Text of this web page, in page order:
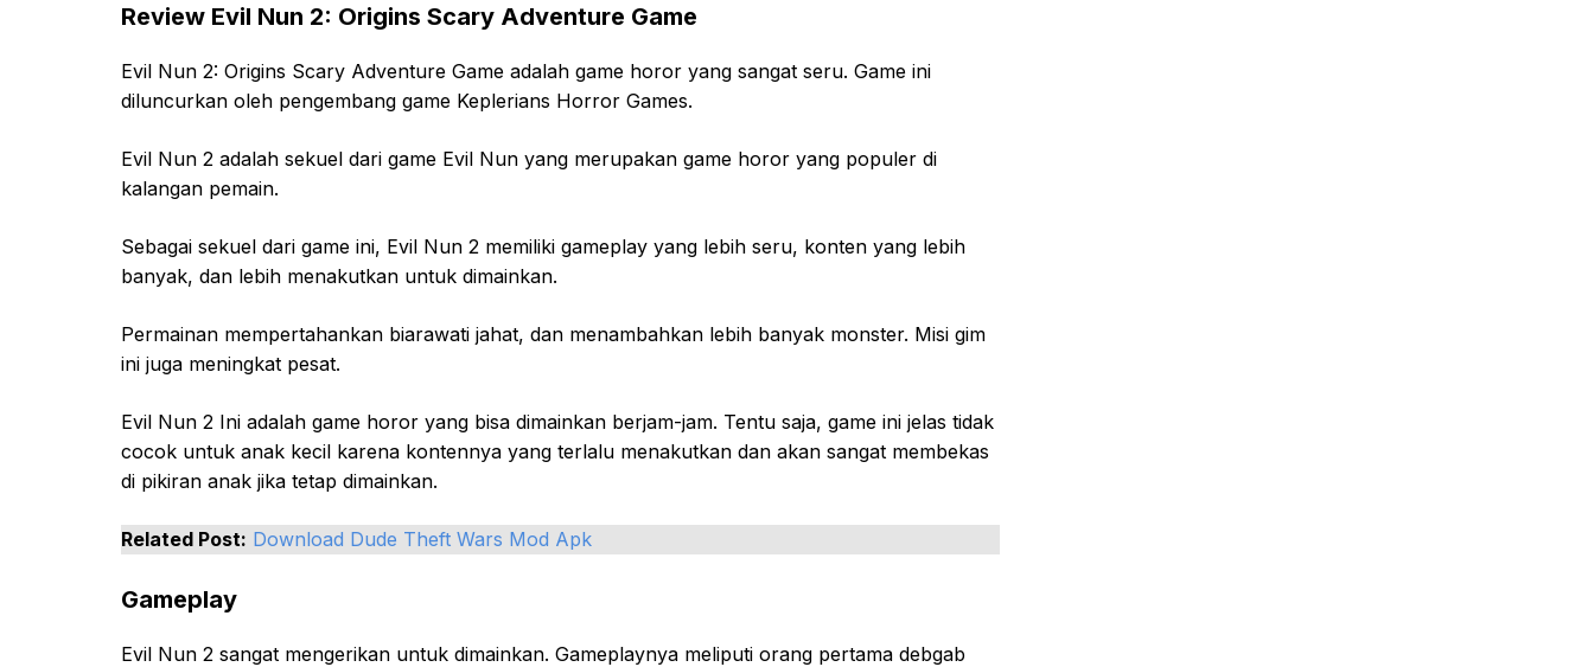
Review Evil Nun 2: Origins Scary Adventure Game
Evil Nun 2: Origins Scary Adventure Game adalah game horor yang sangat seru. Game ini
diluncurkan oleh pengembang game Keplerians Horror Games.
Evil Nun 2 adalah sekuel dari game Evil Nun yang merupakan game horor yang populer di
kalangan pemain.
Sebagai sekuel dari game ini, Evil Nun 2 memiliki gameplay yang lebih seru, konten yang lebih
banyak, dan lebih menakutkan untuk dimainkan.
Permainan mempertahankan biarawati jahat, dan menambahkan lebih banyak monster. Misi gim
ini juga meningkat pesat.
Evil Nun 2 Ini adalah game horor yang bisa dimainkan berjam-jam. Tentu saja, game ini jelas tidak
cocok untuk anak kecil karena kontennya yang terlalu menakutkan dan akan sangat membekas
di pikiran anak jika tetap dimainkan.
Related Post: Download Dude Theft Wars Mod Apk
Gameplay
Evil Nun 2 sangat mengerikan untuk dimainkan. Gameplaynya meliputi orang pertama debgab